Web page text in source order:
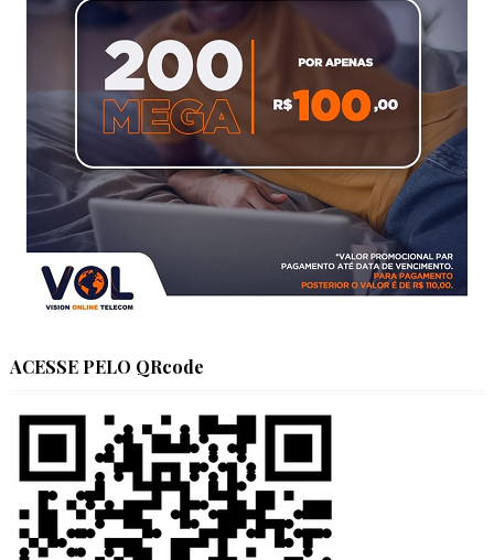
ACESSE PELO QRcode